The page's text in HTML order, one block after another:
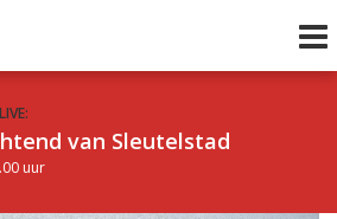
van Sleutelstad
uur